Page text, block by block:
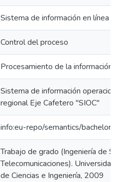
Sistema de información en línea
Control del proceso
Procesamiento de la información
Sistema de información
regional Eje Cafetero "SIOC"
info:eu-repo/semantics/
Trabajo de grado (Ingeniería de
Telecomunicaciones).
de Ciencias e Ingeniería, 2009